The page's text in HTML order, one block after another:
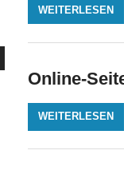
WEITERLESEN
Online-
WEITERLESEN